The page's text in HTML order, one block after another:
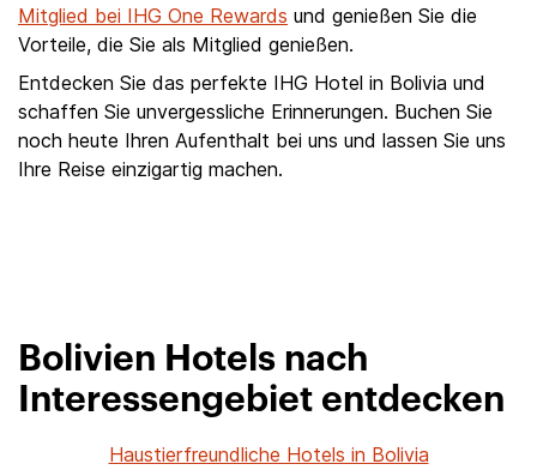
Mitglied bei IHG One Rewards und genießen Sie die
Vorteile, die Sie als Mitglied genießen.
Entdecken Sie das perfekte IHG Hotel in Bolivia und
schaffen Sie unvergessliche Erinnerungen. Buchen Sie
noch heute Ihren Aufenthalt bei uns und lassen Sie uns
Ihre Reise einzigartig machen.
Bolivien Hotels nach
Interessengebiet entdecken
Haustierfreundliche Hotels in Bolivia